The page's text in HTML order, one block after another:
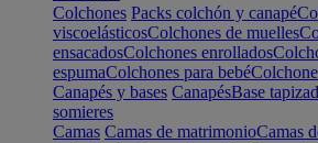
Colchones Packs colchón y canapé
viscoelásticosColchones de muelles
ensacadosColchones enrollados
espumaColchones para bebé
Canapés y bases CanapésBase
somieres
Camas Camas de matrimonioCamas